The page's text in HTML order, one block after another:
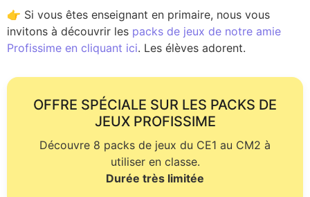
👉 Si vous êtes enseignant en primaire, nous vous
invitons à découvrir les packs de jeux de notre amie
Profissime en cliquant ici. Les élèves adorent.
OFFRE SPÉCIALE SUR LES PACKS DE
JEUX PROFISSIME
Découvre 8 packs de jeux du CE1 au CM2 à
utiliser en classe.
Durée très limitée